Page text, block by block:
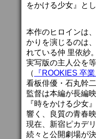
をかける少女』と
本作のヒロインは
かりを演じるのは、
れている仲 里依紗
実写版の主人公を
（
『ROOKIES 卒業
看板俳優・石丸幹
監督は本編が長編
『時をかける少女
響く、良質の青春
現在、新宿ピカデ
続々と公開劇場が